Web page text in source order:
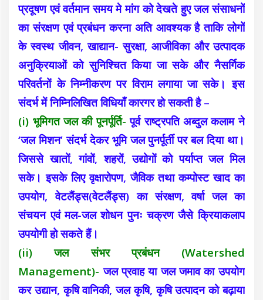
प्रदूषण एवं वर्तमान समय मे मांग को देखते हुए जल संसाधनों
का संरक्षण एवं प्रबंधन करना अति आवश्यक है ताकि लोगों
के स्वस्थ जीवन, खाद्यान- सुरक्षा, आजीविका और उत्पादक
अनुक्रियाओं को सुनिश्चित किया जा सके और नैसर्गिक
परिवर्तनों के निम्नीकरण पर विराम लगाया जा सके। इस
संदर्भ में निम्निलिखित विधियाँ कारगर हो सकती है –
(i) भूमिगत जल की पूनर्पूर्ति- पूर्व राष्ट्रपति अब्दुल कलाम ने
‘जल मिशन’ संदर्भ देकर भूमि जल पुनर्पूर्ती पर बल दिया था।
जिससे खातों, गांवों, शहरों, उद्योगों को पर्याप्त जल मिल
सके। इसके लिए वृक्षारोपण, जैविक तथा कम्पोस्ट खाद का
उपयोग, वेटलैंड्स(वेटलैंड्स) का संरक्षण, वर्षा जल का
संचयन एवं मल-जल शोधन पुनः चक्रण जैसे क्रियाकलाप
उपयोगी हो सकते हैं।
(ii) जल संभर प्रबंधन (Watershed
Management)- जल प्रवाह या जल जमाव का उपयोग
कर उद्यान, कृषि वानिकी, जल कृषि, कृषि उत्पादन को बढ़ाया